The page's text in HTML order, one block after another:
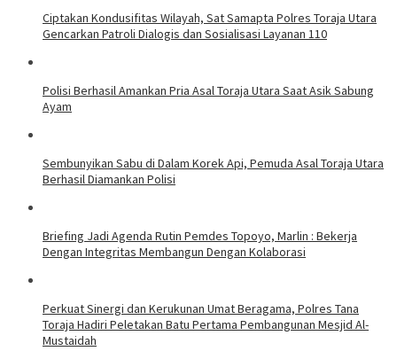
Ciptakan Kondusifitas Wilayah, Sat Samapta Polres Toraja Utara
Gencarkan Patroli Dialogis dan Sosialisasi Layanan 110
Polisi Berhasil Amankan Pria Asal Toraja Utara Saat Asik Sabung
Ayam
Sembunyikan Sabu di Dalam Korek Api, Pemuda Asal Toraja Utara
Berhasil Diamankan Polisi
Briefing Jadi Agenda Rutin Pemdes Topoyo, Marlin : Bekerja
Dengan Integritas Membangun Dengan Kolaborasi
Perkuat Sinergi dan Kerukunan Umat Beragama, Polres Tana
Toraja Hadiri Peletakan Batu Pertama Pembangunan Mesjid Al-
Mustaidah